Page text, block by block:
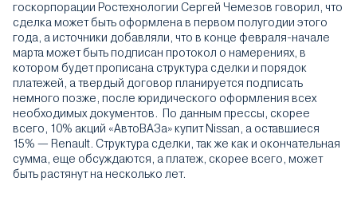
госкорпорации Ростехнологии Сергей Чемезов говорил, что
сделка может быть оформлена в первом полугодии этого
года, а источники добавляли, что в конце февраля-начале
марта может быть подписан протокол о намерениях, в
котором будет прописана структура сделки и порядок
платежей, а твердый договор планируется подписать
немного позже, после юридического оформления всех
необходимых документов. По данным прессы, скорее
всего, 10% акций «АвтоВАЗа» купит Nissan, а оставшиеся
15% — Renault. Структура сделки, так же как и окончательная
сумма, еще обсуждаются, а платеж, скорее всего, может
быть растянут на несколько лет.